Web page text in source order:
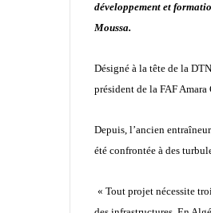
développement et
Moussa.
Désigné à la tête de la
président de la FAF
Depuis, l’ancien
été confrontée à des
« Tout projet nécessite